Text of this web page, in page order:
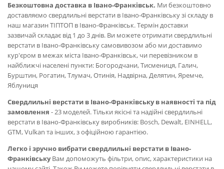
Безкоштовна доставка в Івано-Франківськ. Ми безкоштовно
доставляємо свердлильні верстати в Івано-Франківську зі складу в
наш магазин ТІПТОП в Івано-Франківськ. Термін доставки
зазвичай складає від 1 до 3 днів. Ви можете отримати свердлильні
верстати в Івано-Франківську самовивозом або ми доставимо
кур'єром в межах міста Івано-Франківськ, чи перевізником в
найближчі населені пункти: Богородчани, Тисмениця, Галич,
Бурштин, Рогатин, Тлумач, Отинія, Надвірна, Делятин, Яремче,
Яблуниця
Свердлильні верстати в Івано-Франківську в наявності та під
замовлення - 23 моделей. Тільки якісні та надійні свердлильні
верстати в Івано-Франківську виробників: Bosch, Dewalt, EINHELL,
GTM, Vulkan та інших, з офіційною гарантією.
Легко і зручно вибрати свердлильні верстати в Івано-
ФранківськуВам допоможуть фільтри, опис, характеристики на